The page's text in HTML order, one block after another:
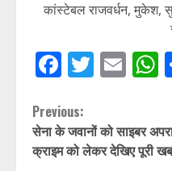
कांस्टेबल राजवर्धन, मुकेश,
Continue
Reading
Previous:
सेना के जवानों को साइबर
क्राइम को लेकर देखिए पूरी